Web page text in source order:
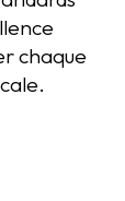
chaque